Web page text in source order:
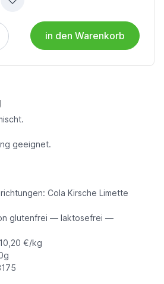
in den Warenkorb
geeignet.
Cola Kirsche Limette
glutenfrei — laktosefrei —
€/kg